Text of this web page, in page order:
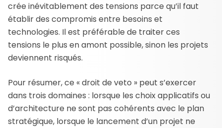
crée inévitablement des tensions parce qu’il faut
établir des compromis entre besoins et
technologies. Il est préférable de traiter ces
tensions le plus en amont possible, sinon les projets
deviennent risqués.
Pour résumer, ce « droit de veto » peut s’exercer
dans trois domaines : lorsque les choix applicatifs ou
d’architecture ne sont pas cohérents avec le plan
stratégique, lorsque le lancement d’un projet ne